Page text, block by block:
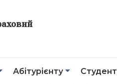
Абітурієнту